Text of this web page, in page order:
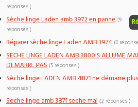
réponses )
Sèche linge Laden amb 3972 en panne (9
réponses )
Réparer sèche linge Laden AMB 3974 (0
SECHE LINGE LADEN AMB 3800 S ALLUME
DEMARRE PAS (5 réponses )
Sèche linge LADEN AMB 4871 ne démarre
réponses )
Seche linge amb 3871 seche mal (2 réponses )